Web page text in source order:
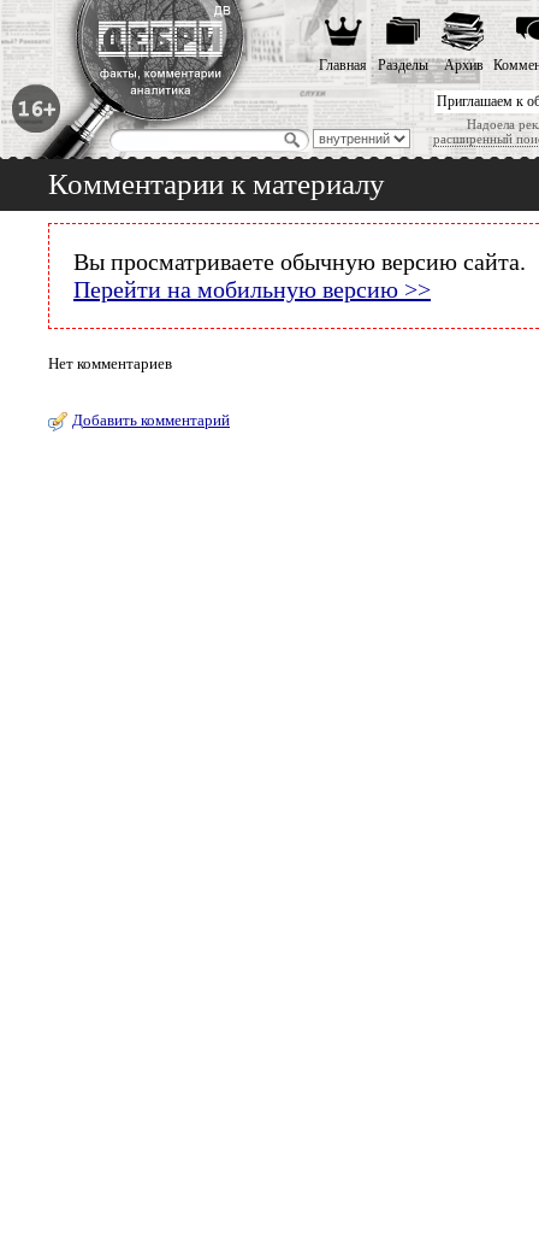
Приглашаем к
Надоела
расширенный
Главная Разделы Архив
Комментарии к материалу
Вы просматриваете обычную версию сайта.
Перейти на мобильную версию >>
Нет комментариев
Добавить комментарий